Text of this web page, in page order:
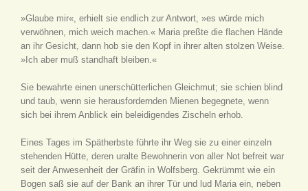
»Glaube mir«, erhielt sie endlich zur Antwort, »es würde mich
verwöhnen, mich weich machen.« Maria preßte die flachen Hände
an ihr Gesicht, dann hob sie den Kopf in ihrer alten stolzen Weise.
»Ich aber muß standhaft bleiben.«
Sie bewahrte einen unerschütterlichen Gleichmut; sie schien blind
und taub, wenn sie herausfordernden Mienen begegnete, wenn
sich bei ihrem Anblick ein beleidigendes Zischeln erhob.
Eines Tages im Spätherbste führte ihr Weg sie zu einer einzeln
stehenden Hütte, deren uralte Bewohnerin von aller Not befreit war
seit der Anwesenheit der Gräfin in Wolfsberg. Gekrümmt wie ein
Bogen saß sie auf der Bank an ihrer Tür und lud Maria ein, neben